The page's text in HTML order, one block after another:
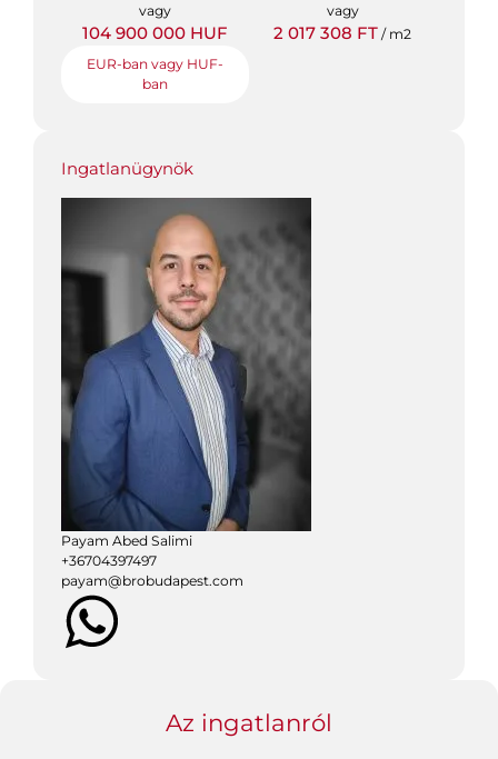
vagy
104 900 000 HUF
EUR-ban vagy HUF-
ban
vagy
2 017 308 FT / m2
Ingatlanügynök
Payam Abed Salimi
+36704397497
payam@brobudapest.com
Az ingatlanról